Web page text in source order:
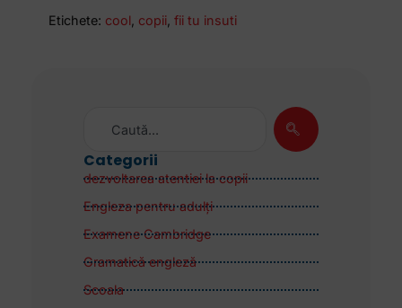
Etichete: cool, copii,fii tu insuti
Categorii
dezvoltarea atentiei la copii
Engleza pentru adulţi
Examene Cambridge
Gramatică engleză
Scoala